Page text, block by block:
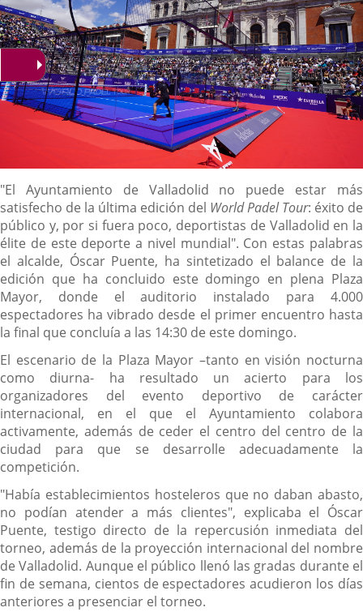
Descripción
"El Ayuntamiento de Valladolid no puede estar más
satisfecho de la última edición del World Padel Tour: éxito de
público y, por si fuera poco, deportistas de Valladolid en la
élite de este deporte a nivel mundial". Con estas palabras
el alcalde, Óscar Puente, ha sintetizado el balance de la
edición que ha concluido este domingo en plena Plaza
Mayor, donde el auditorio instalado para 4.000
espectadores ha vibrado desde el primer encuentro hasta
la final que concluía a las 14:30 de este domingo.
El escenario de la Plaza Mayor –tanto en visión nocturna
como diurna- ha resultado un acierto para los
organizadores del evento deportivo de carácter
internacional, en el que el Ayuntamiento colabora
activamente, además de ceder el centro del centro de la
ciudad para que se desarrolle adecuadamente la
competición.
"Había establecimientos hosteleros que no daban abasto,
no podían atender a más clientes", explicaba el Óscar
Puente, testigo directo de la repercusión inmediata del
torneo, además de la proyección internacional del nombre
de Valladolid. Aunque el público llenó las gradas durante el
fin de semana, cientos de espectadores acudieron los días
anteriores a presenciar el torneo.